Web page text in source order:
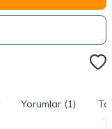
Yorumlar (1)